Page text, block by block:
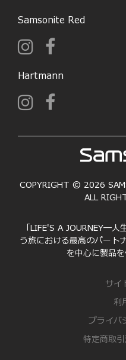
Samsonite Red
Hartmann
COPYRIGHT © 2026
ALL
「LIFE'S A JOURNEY―人
う旅における最高のパート
を中心に製品
サイ
利
プライバ
特定商取